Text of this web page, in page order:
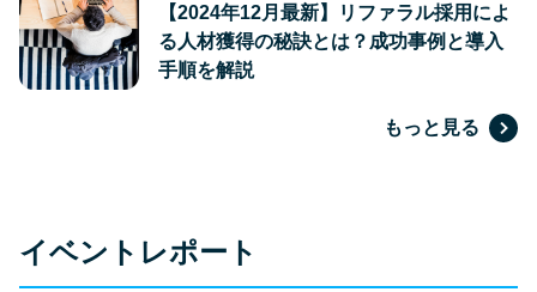
【2024年12月最新】リファラル採用によ
る人材獲得の秘訣とは？成功事例と導入
手順を解説
もっと見る
イベントレポート